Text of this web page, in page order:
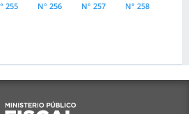
255 N° 256 N° 257 N° 258